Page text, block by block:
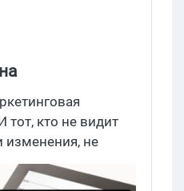
вернет
тот, кто не видит
изменения, не
конверсию на
Чтобы быть в